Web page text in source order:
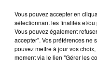
RETROUVEZ
RECEVEZ LES
EN
Vous pouvez accepter en
sélectionnant les finalités et/
Vous pouvez également
accepter". Vos préférences ne
pouvez mettre à jour vos
moment via le lien "Gérer les